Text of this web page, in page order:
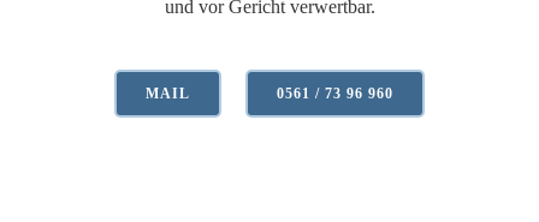
und vor Gericht verwertbar.
MAIL 0561 / 73 96 960